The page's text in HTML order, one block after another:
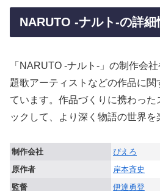
NARUTO -ナルト-の詳細
「NARUTO -ナルト-」の制作会
題歌アーティストなどの作品に
ています。作品づくりに携わった
ックして、より深く物語の世界を
制作会社
ぴえろ
原作者
岸本斉史
監督
伊達勇登